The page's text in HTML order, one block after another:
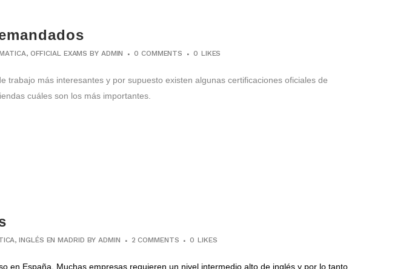
, OFFICIAL EXAMS BY ADMIN 0 COMMENTS 0 LIKES
más interesantes y por supuesto existen algunas certificaciones oficiales de
cuáles son los más importantes.
,INGLÉS EN MADRID BYADMIN 2 COMMENTS 0 LIKES
en España. Muchas empresas requieren un nivel intermedio alto de inglés y por lo tanto